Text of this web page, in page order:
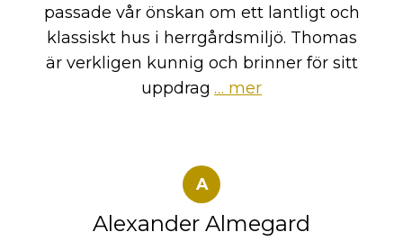
passade vår önskan om ett lantligt och
klassiskt hus i herrgårdsmiljö. Thomas
är verkligen kunnig och brinner för sitt
uppdrag … mer
A
Alexander Almegard